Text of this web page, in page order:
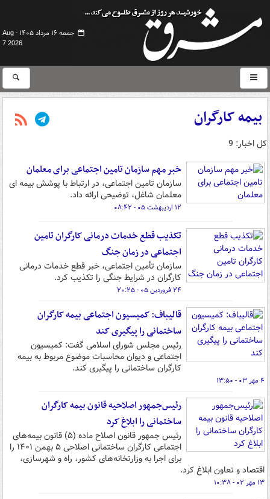
جمعه ۱۶ مرداد ۱۴۰۵ -
Aug
7 2026
بیمه کارگران
کل اخبار: 9
خبر مهم سازمان تامین اجتماعی برای معلمان
سازمان تامین اجتماعی، در ارتباط با پوشش بیمه ای
معلمان شاغل، توضیحی ارائه داد.
۱۲ اردیبهشت ۰۵ - ۰۸:۴۲
تکذیب قطع خدمات درمانی کارگران تامین
اجتماعی در زمان جنگ
سازمان تأمین اجتماعی، خبر قطع خدمات درمانی
کارگران در شرایط جنگی را تکذیب کرد.
۲۴ فروردین ۰۵ - ۲۰:۲۵
قالیباف: کمیسیون اجتماعی بیمه کارگران
ساختمانی را پیگیری کند
رئیس مجلس شورای اسلامی گفت: کمیسیون
اجتماعی و دیوان محاسبات موضوع مربوط به بیمه
کارگران ساختمانی را پیگیری کند.
۴ مهر ۰۳ - ۱۳:۵۰
رئیس‌جمهور اصلاحیه قانون بیمه کارگران
ساختمانی را ابلاغ کرد
رئیس جمهور قانون اصلاح ماده (۵) قانون بیمه‌های
اجتماعی کارگران ساختمانی اصلاحی ۵ بهمن ۱۴۰۱ را
برای اجرا به وزارتخانه‌های کشور، راه و شهرسازی،
اقتصاد و تعاون ابلاغ کرد.
۱۳ مهر ۰۲ - ۱۰:۳۸